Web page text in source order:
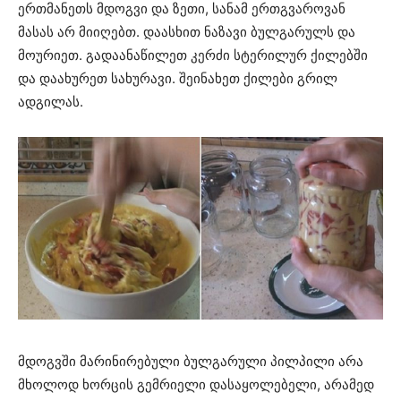
ერთმანეთს მდოგვი და ზეთი, სანამ ერთგვაროვან
მასას არ მიიღებთ. დაასხით ნაზავი ბულგარულს და
მოურიეთ. გადაანაწილეთ კერძი სტერილურ ქილებში
და დაახურეთ სახურავი. შეინახეთ ქილები გრილ
ადგილას.
მდოგვში მარინირებული ბულგარული პილპილი არა
მხოლოდ ხორცის გემრიელი დასაყოლებელი, არამედ